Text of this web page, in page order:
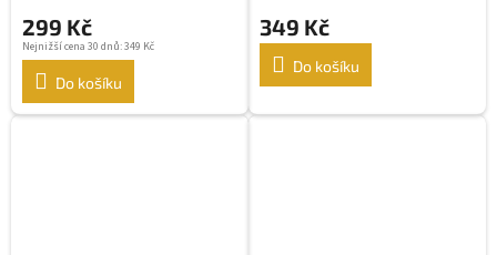
299 Kč
Nejnižší cena 30 dnů: 349 Kč
Do košíku
349 Kč
Do košíku